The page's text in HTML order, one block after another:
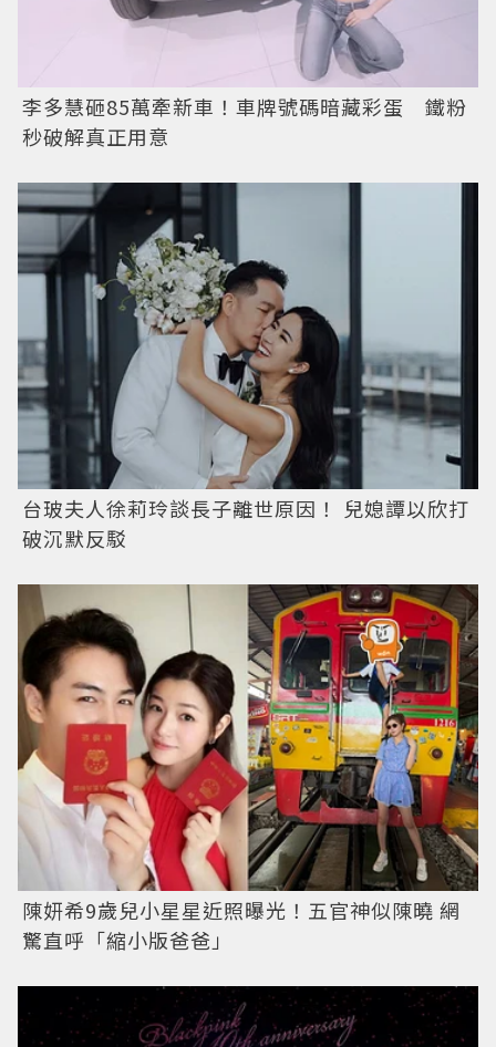
李多慧砸85萬牽新車！車牌號碼暗藏彩蛋 鐵粉
秒破解真正用意
台玻夫人徐莉玲談長子離世原因！ 兒媳譚以欣打
破沉默反駁
陳妍希9歲兒小星星近照曝光！五官神似陳曉 網
驚直呼「縮小版爸爸」